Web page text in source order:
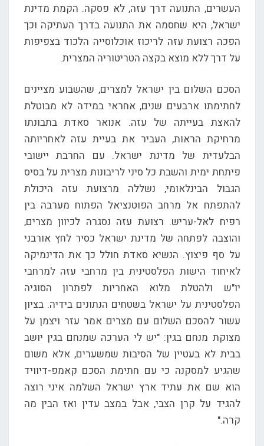
העשרים, התנועה דרך עזה, לא פסקה. הקמת מדינת
ישראל, היא שחסמה את התנועה בדרך העתיקה וכך
הפכה רצועת עזה לריכוז אוכלוסייה הלכוד בצפיפות
על דרך ללא מוצא בקצה הטריטוריה המצרית.
הסכם השלום בין ישראל למצרים, שהשבוע מציינים
לחתימתו ארבעים שנים, אחראי במידה לא מבוטלת
להאצת בעייתה של עזה. אנואר סאדת בתבונתו
מרחיקת הראות, העביר את בעיית עזה לאחריותה
הבלעדית של מדינת ישראל. עם החרבת יישובי
פיתחת ימית והשבת כל סיני לריבונות מצרית על בסיס
הגבול הבינלאומי, נשללה מרצועת עזה היכולת
להתפתח אל מרחב הפוטנציאל הפתוח מערבה בין
רפיח לאל-עריש. רצועת עזה נסגרה לכיוון מצרים,
והוצבה לפתחה של מדינת ישראל כסיר לחץ אורבני
על סף פיצוץ. הנשיא סאדת חולל כך את הדינמיקה
לאיחוד הישות הפלסטינית בין מרחבי עזה למרחבי
יו"ש ולהטלת מלוא האחריות לפתרון הסוגיה
הפלסטינית על ישראל בשטחים הנתונים בידיה. בציון
עשור להסכם השלום עם מצרים אמר עזר ויצמן על
מצוקת מנחם בגין: "יש לי הערכה שמנחם בגין יושב
בבית לא בעטיין של הסיבות שמשערים, אלא משום
שהגיע למסקנה כי עם חתימת הסכם קאמפ-דיוויד
הוא שם את עתיד ארץ ישראל השלמה איני רוצה
להגיד על קרן הצבי, אבל במצב עדין ואז הבין מה
קרה."